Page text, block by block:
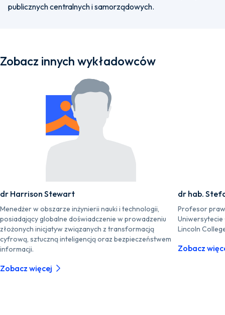
publicznych centralnych i samorządowych.
Zobacz innych wykładowców
dr Harrison Stewart
Menedżer w obszarze inżynierii nauki i technologii,
posiadający globalne doświadczenie w prowadzeniu
złożonych inicjatyw związanych z transformacją
cyfrową, sztuczną inteligencją oraz bezpieczeństwem
informacji.
Zobacz więcej
dr hab.
Profesor
Lincoln
Zobacz